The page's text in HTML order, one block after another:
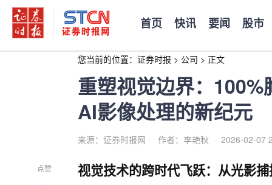
首页 快讯 要闻 股市
您当前的位置： 证券时报 > 公司 > 正文
重塑视觉边界：
AI影像处理的新纪元
来源：证券时报网 作者：李艳秋 2026-02-07
点赞 视觉技术的跨时代飞跃：从光影